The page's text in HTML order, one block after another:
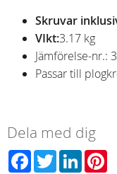
Skruvar
VIkt:3.17 kg
Jämförelse-nr.:
Passar till
Dela med dig
Facebook
TwitterLinkedIn